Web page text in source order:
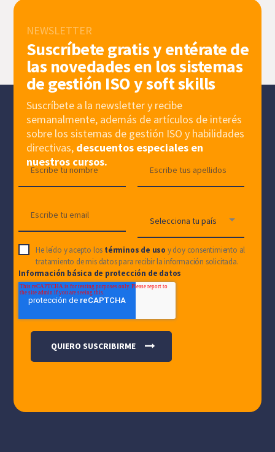
NEWSLETTER
Suscríbete gratis y entérate de
las novedades en los sistemas
de gestión ISO y soft skills
Suscríbete a la newsletter y recibe
semanalmente, además de artículos de interés
sobre los sistemas de gestión ISO y habilidades
directivas, descuentos especiales en
nuestros cursos.
He leído y acepto los términos de uso y doy consentimiento al
tratamiento de mis datos para recibir la información solicitada.
Información básica de protección de datos